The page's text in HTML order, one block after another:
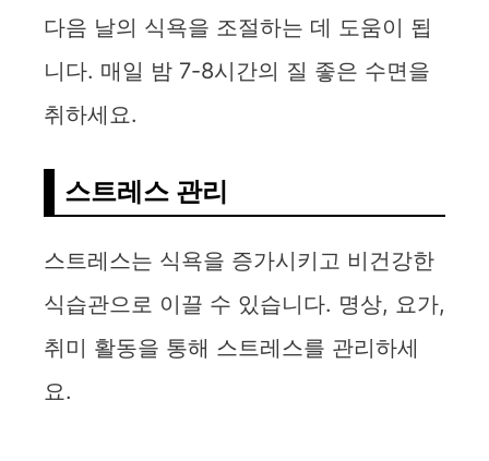
다음 날의 식욕을 조절하는 데 도움이 됩
니다. 매일 밤 7-8시간의 질 좋은 수면을
취하세요.
스트레스 관리
스트레스는 식욕을 증가시키고 비건강한
식습관으로 이끌 수 있습니다. 명상, 요가,
취미 활동을 통해 스트레스를 관리하세
요.